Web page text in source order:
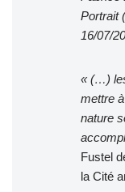
Portrait
16/07/
« (…)
mettre
nature
Fustel
la Cité